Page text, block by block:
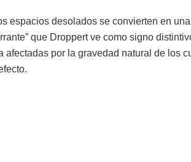
espacios desolados se convierten en
que Droppert ve como signo
afectadas por la gravedad natural de los